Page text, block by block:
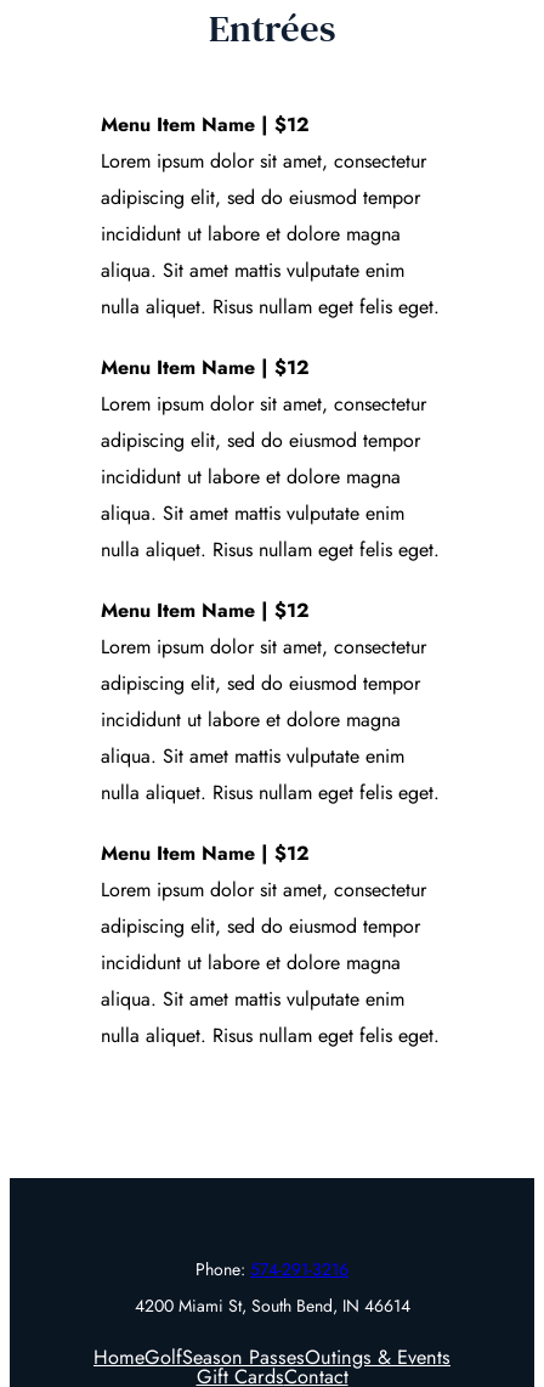
Entrées
Menu Item Name | $12
Lorem ipsum dolor sit amet, consectetur
adipiscing elit, sed do eiusmod tempor
incididunt ut labore et dolore magna
aliqua. Sit amet mattis vulputate enim
nulla aliquet. Risus nullam eget felis eget.
Menu Item Name | $12
Lorem ipsum dolor sit amet, consectetur
adipiscing elit, sed do eiusmod tempor
incididunt ut labore et dolore magna
aliqua. Sit amet mattis vulputate enim
nulla aliquet. Risus nullam eget felis eget.
Menu Item Name | $12
Lorem ipsum dolor sit amet, consectetur
adipiscing elit, sed do eiusmod tempor
incididunt ut labore et dolore magna
aliqua. Sit amet mattis vulputate enim
nulla aliquet. Risus nullam eget felis eget.
Menu Item Name | $12
Lorem ipsum dolor sit amet, consectetur
adipiscing elit, sed do eiusmod tempor
incididunt ut labore et dolore magna
aliqua. Sit amet mattis vulputate enim
nulla aliquet. Risus nullam eget felis eget.
Phone: 574-291-3216
4200 Miami St, South Bend, IN 46614
HomeGolfSeason PassesOutings & Events
Gift CardsContact